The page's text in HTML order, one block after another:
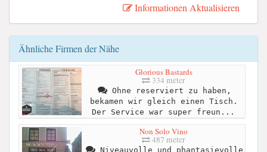
Informationen Aktualisieren
Ähnliche Firmen der Nähe
Glorious Bastards
334 meter
Ohne reserviert zu haben,
bekamen wir gleich einen Tisch.
Der Service war super freun...
Non Solo Vino
487 meter
Niveauvolle und phantasievolle